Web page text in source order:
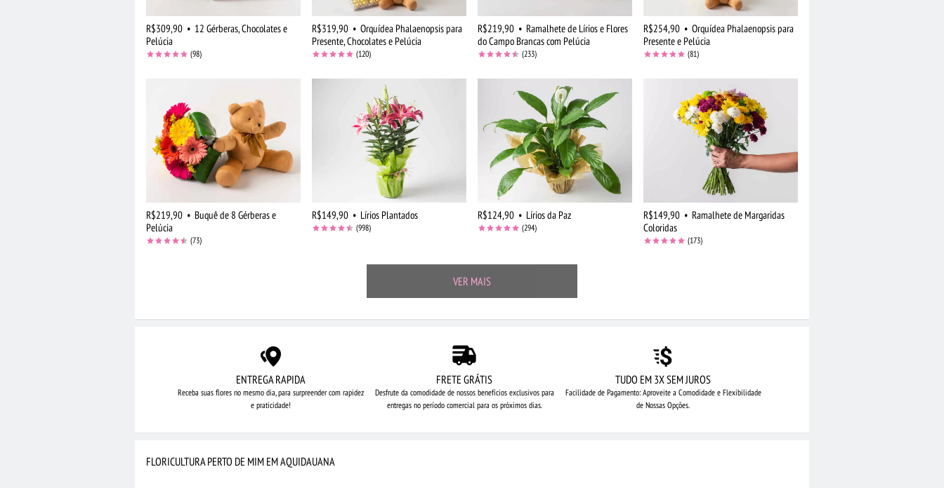
R$309,90 • 12 Gérberas, Chocolates e
Pelúcia
(98)
R$319,90 • Orquídea Phalaenopsis para
Presente, Chocolates e Pelúcia
(120)
R$219,90 • Ramalhete de Lírios e Flores
do Campo Brancas com Pelúcia
(233)
R$254,90 • Orquídea Phalaenopsis para
Presente e Pelúcia
(81)
R$219,90 • Buquê de 8 Gérberas e
Pelúcia
(73)
R$149,90 • Lírios Plantados
(998)
R$124,90 • Lírios da Paz
(294)
R$149,90 • Ramalhete de Margaridas
Coloridas
(173)
VER MAIS
ENTREGA RAPIDA
Receba suas flores no mesmo dia,para surpreender com rapidez
e praticidade!
FRETE GRÁTIS
Desfrute da comodidade de nossosbenefícios exclusivos para
entregas no período comercial para os próximos dias.
TUDO EM 3X SEM JUROS
Facilidade de Pagamento: Aproveitea Comodidade e Flexibilidade
de Nossas Opções.
FLORICULTURA PERTO DE MIM EM AQUIDAUANA